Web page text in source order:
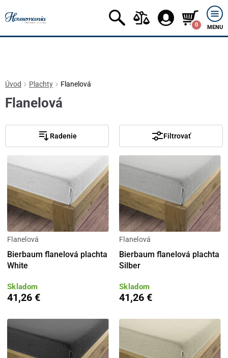
0 MENU
Úvod Plachty Flanelová
Flanelová
Radenie Filtrovať
Flanelová
Bierbaum flanelová plachta
White
Skladom
41,26 €
Flanelová
Bierbaum flanelová plachta
Silber
Skladom
41,26 €